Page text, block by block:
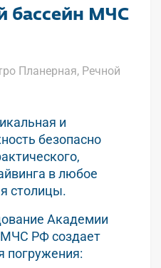
бассейн МЧС
Планерная, Речной
и
безопасно
в любое
столицы.
Академии
РФ создает
погружения: